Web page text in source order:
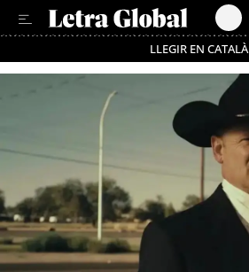
LLEGIR EN CATALÀ
Pásate al MODO AHORRO